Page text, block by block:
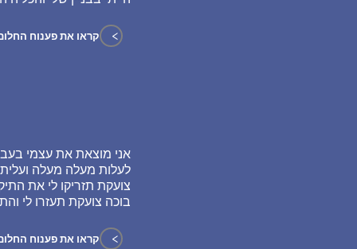
> קראו את פענוח
אני מוצאת את עצמי
לעלות מעלה מעלה
צועקת תזריקו לי את
בוכה צועקת תעזרו לי
> קראו את פענוח